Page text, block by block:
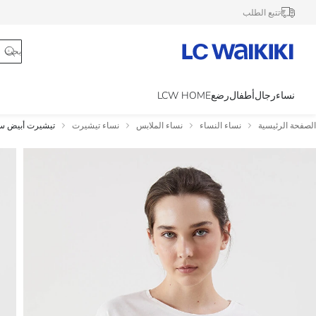
تتبع الطلب
نساءرجالأطفالرضعLCW HOME
الصفحة الرئيسية نساء النساء نساء الملابس نساء تيشيرت تيشيرت أبيض